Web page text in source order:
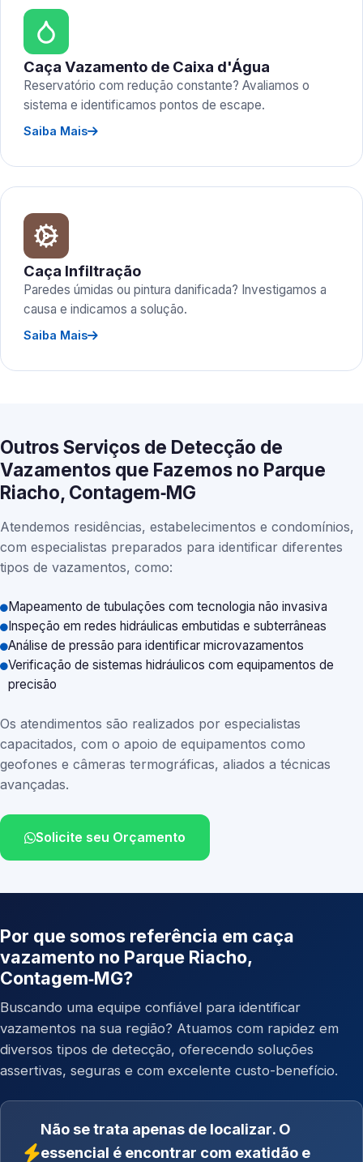
Caça Vazamento de Caixa d'Água
Reservatório com redução constante? Avaliamos o
sistema e identificamos pontos de escape.
Saiba Mais
Caça Infiltração
Paredes úmidas ou pintura danificada? Investigamos a
causa e indicamos a solução.
Saiba Mais
Outros Serviços de Detecção de
Vazamentos que Fazemos no Parque
Riacho, Contagem‑MG
Atendemos residências, estabelecimentos e condomínios,
com especialistas preparados para identificar diferentes
tipos de vazamentos, como:
Mapeamento de tubulações com tecnologia não invasiva
Inspeção em redes hidráulicas embutidas e subterrâneas
Análise de pressão para identificar microvazamentos
Verificação de sistemas hidráulicos com equipamentos de
precisão
Os atendimentos são realizados por especialistas
capacitados, com o apoio de equipamentos como
geofones e câmeras termográficas, aliados a técnicas
avançadas.
Solicite seu Orçamento
Por que somos referência em caça
vazamento no Parque Riacho,
Contagem‑MG?
Buscando uma equipe confiável para identificar
vazamentos na sua região? Atuamos com rapidez em
diversos tipos de detecção, oferecendo soluções
assertivas, seguras e com excelente custo-benefício.
Não se trata apenas de localizar. O
essencial é encontrar com exatidão e